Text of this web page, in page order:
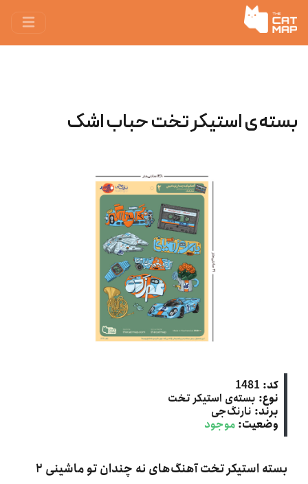
بسته‌ی استیکر تخت حباب اشک
کد: 1481
نوع: بسته‌ی استیکر تخت
برند: نارنگ‌جی
وضعیت: موجود
بسته استیکر تخت آهنگ‌های نه چندان تو ماشینی ۲